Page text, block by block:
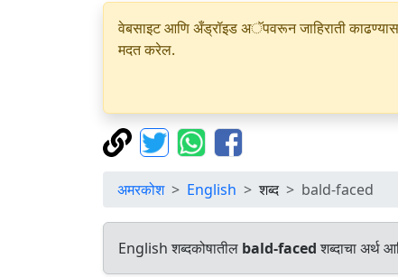
वेबसाइट आणि अँड्रॉइड अॅपवरून जाहिराती
मदत करेल.
अमरकोश English शब्द bald-faced
English शब्दकोषातील bald-facedशब्दाचा अर्थ